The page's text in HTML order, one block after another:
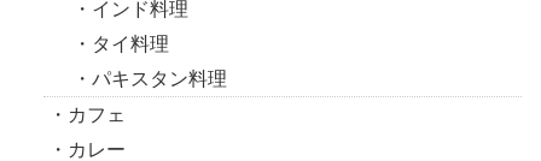
インド料理
タイ料理
パキスタン料理
カフェ
カレー